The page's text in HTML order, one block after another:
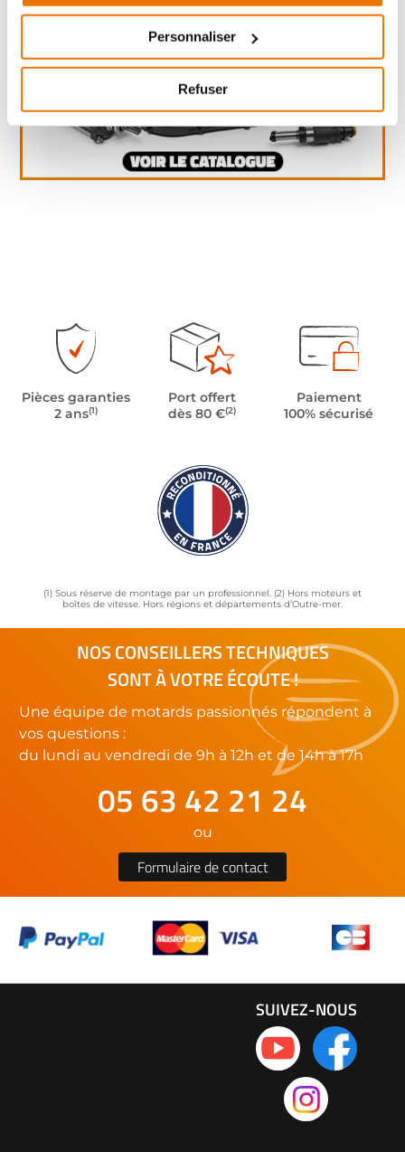
Personnaliser
Refuser
Pièces garanties
2 ans(1)
Port offert
dès 80 €(2)
Paiement
100% sécurisé
(1) Sous réserve de montage par un professionnel. (2) Hors moteurs et
boîtes de vitesse. Hors régions et départements d’Outre-mer.
NOS CONSEILLERS TECHNIQUES
SONT À VOTRE ÉCOUTE !
Une équipe de motards passionnés répondent à
vos questions :
du lundi au vendredi de 9h à 12h et de 14h à 17h
05 63 42 21 24
ou
Formulaire de contact
SUIVEZ-NOUS